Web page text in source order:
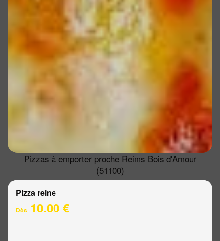
Pizzas à emporter proche Reims Bois d'Amour
(51100)
Pizza reine
Dès 10.00 €